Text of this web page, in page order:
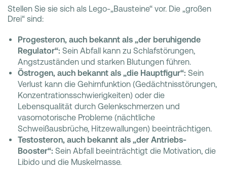
Stellen Sie sie sich als Lego-„Bausteine“ vor. Die „großen
Drei“ sind:
Progesteron, auch bekannt als „der beruhigende
Regulator“: Sein Abfall kann zu Schlafstörungen,
Angstzuständen und starken Blutungen führen.
Östrogen, auch bekannt als „die Hauptfigur“: Sein
Verlust kann die Gehirnfunktion (Gedächtnisstörungen,
Konzentrationsschwierigkeiten) oder die
Lebensqualität durch Gelenkschmerzen und
vasomotorische Probleme (nächtliche
Schweißausbrüche, Hitzewallungen) beeinträchtigen.
Testosteron, auch bekannt als „der Antriebs-
Booster“: Sein Abfall beeinträchtigt die Motivation, die
Libido und die Muskelmasse.